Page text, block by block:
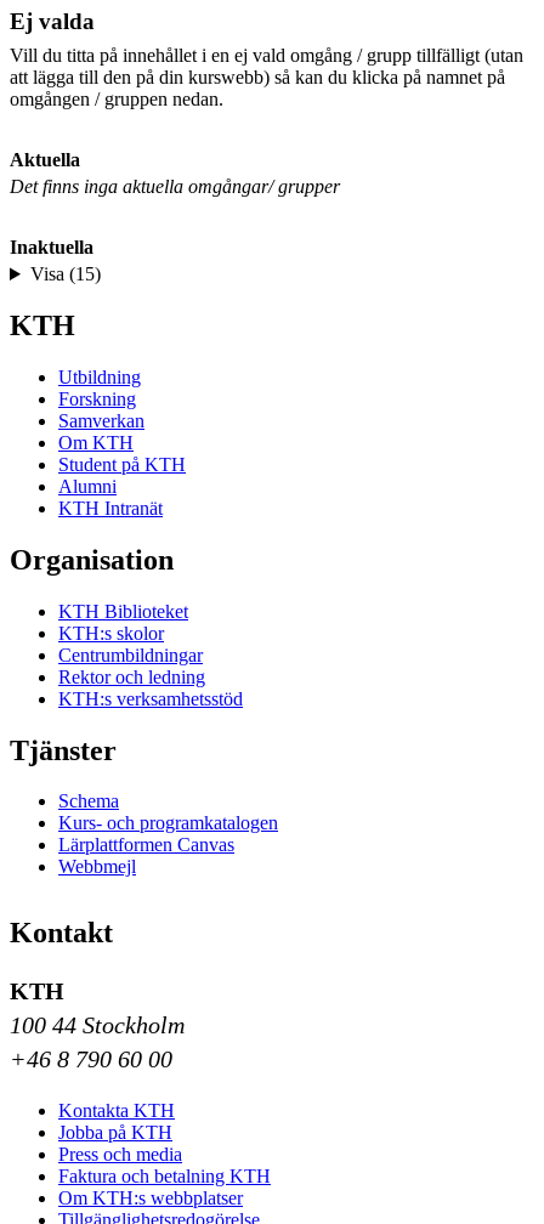
Ej valda
Vill du titta på innehållet i en ej vald omgång / grupp tillfälligt (utan
att lägga till den på din kurswebb) så kan du klicka på namnet på
omgången / gruppen nedan.
Aktuella
Det finns inga aktuella omgångar/ grupper
Inaktuella
Visa (15)
KTH
Utbildning
Forskning
Samverkan
Om KTH
Student på KTH
Alumni
KTH Intranät
Organisation
KTH Biblioteket
KTH:s skolor
Centrumbildningar
Rektor och ledning
KTH:s verksamhetsstöd
Tjänster
Schema
Kurs- och programkatalogen
Lärplattformen Canvas
Webbmejl
Kontakt
KTH
100 44 Stockholm
+46 8 790 60 00
Kontakta KTH
Jobba på KTH
Press och media
Faktura och betalning KTH
Om KTH:s webbplatser